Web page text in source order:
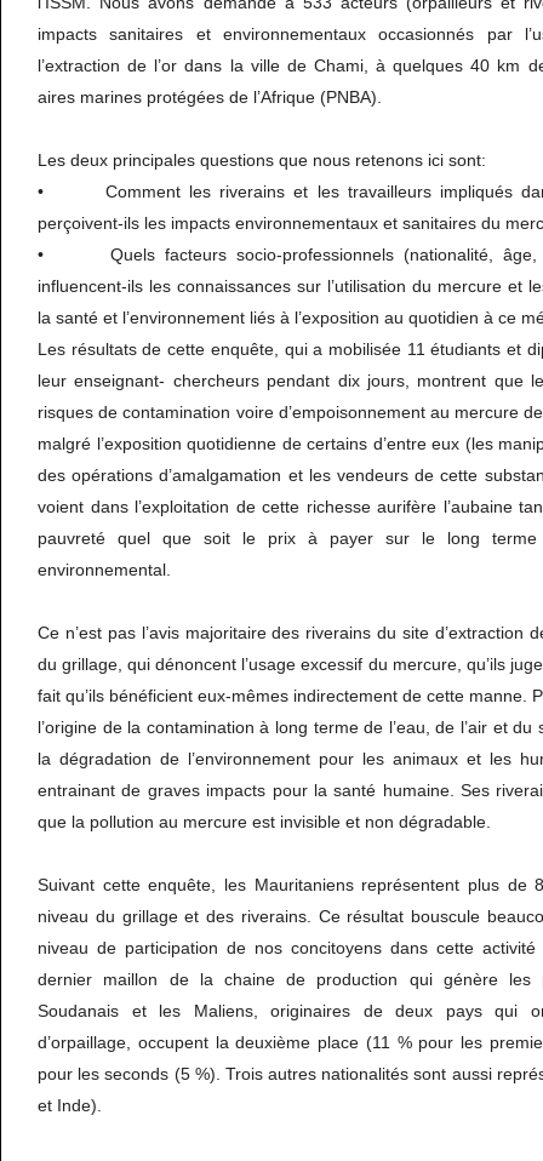
impacts sanitaires et environnementaux occasionnés par
l’extraction de l’or dans la ville de Chami, à quelques 40 km
aires marines protégées de l’Afrique (PNBA).
Les deux principales questions que nous retenons ici sont:
• Comment les riverains et les travailleurs impliqués
perçoivent-ils les impacts environnementaux et sanitaires du
• Quels facteurs socio-professionnels (nationalité, âge,
influencent-ils les connaissances sur l’utilisation du mercure et
la santé et l’environnement liés à l’exposition au quotidien à ce
Les résultats de cette enquête, qui a mobilisée 11 étudiants et
leur enseignant- chercheurs pendant dix jours, montrent que
risques de contamination voire d’empoisonnement au mercure
malgré l’exposition quotidienne de certains d’entre eux (les
des opérations d’amalgamation et les vendeurs de cette
voient dans l’exploitation de cette richesse aurifère l’aubaine
pauvreté quel que soit le prix à payer sur le long terme
environnemental.
Ce n’est pas l’avis majoritaire des riverains du site d’extraction
du grillage, qui dénoncent l’usage excessif du mercure, qu’ils
fait qu’ils bénéficient eux-mêmes indirectement de cette manne.
l’origine de la contamination à long terme de l’eau, de l’air et
la dégradation de l’environnement pour les animaux et les
entrainant de graves impacts pour la santé humaine. Ses
que la pollution au mercure est invisible et non dégradable.
Suivant cette enquête, les Mauritaniens représentent plus de
niveau du grillage et des riverains. Ce résultat bouscule
niveau de participation de nos concitoyens dans cette
dernier maillon de la chaine de production qui génère les
Soudanais et les Maliens, originaires de deux pays qui
d’orpaillage, occupent la deuxième place (11 % pour les
pour les seconds (5 %). Trois autres nationalités sont aussi
et Inde).